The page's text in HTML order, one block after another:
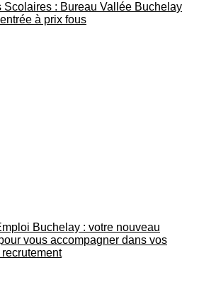
Scolaires : Bureau Vallée Buchelay
à prix fous
Buchelay : votre nouveau
vous accompagner dans vos